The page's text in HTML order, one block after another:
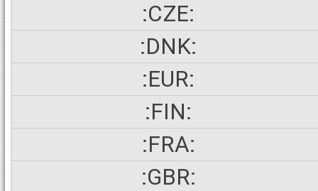
:CZE:
:DNK:
:EUR:
:FIN:
:FRA:
:GBR: